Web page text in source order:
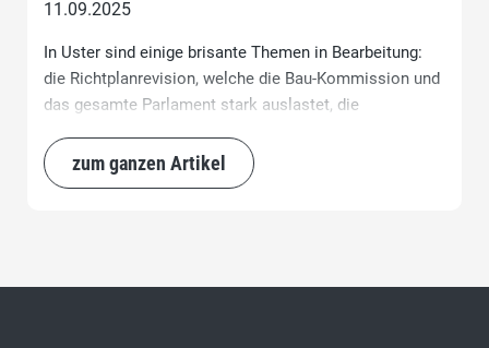
11.09.2025
In Uster sind einige brisante Themen in Bearbeitung:
die Richtplanrevision, welche die Bau-Kommission und
das gesamte Parlament stark auslastet, die
das Jahr 2026 und die Gemeindewahlen im April 2026.
zum ganzen Artikel